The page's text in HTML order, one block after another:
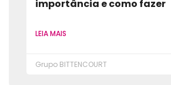
importância e como fazer
LEIA MAIS
Grupo BITTENCOURT